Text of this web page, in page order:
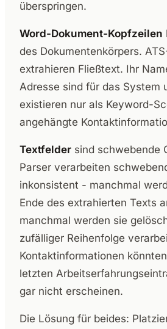
überspringen.
Word-Dokument-Kopfzeilen
des Dokumentenkörpers.
extrahieren Fließtext. Ihr
Adresse sind für das System
existieren nur als Keyword-
angehängte
Textfelder sind schwebende
Parser verarbeiten
inkonsistent - manchmal
Ende des extrahierten Texts
manchmal werden sie
zufälliger Reihenfolge
Kontaktinformationen
letzten
gar nicht erscheinen.
Die Lösung für beides: